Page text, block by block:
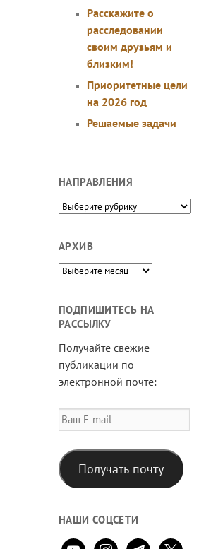
Расскажите о
расследовании
своим друзьям и
близким!
Приоритетные цели
на 2026 год
Решаемые задачи
НАПРАВЛЕНИЯ
Направления
АРХИВ
Архив
ПОДПИШИТЕСЬ НА
РАССЫЛКУ
Получайте свежие
публикации по
электронной почте:
Ваш
E-
mail
Получать почту
НАШИ СОЦСЕТИ
youtubeinstagramtelegram
x